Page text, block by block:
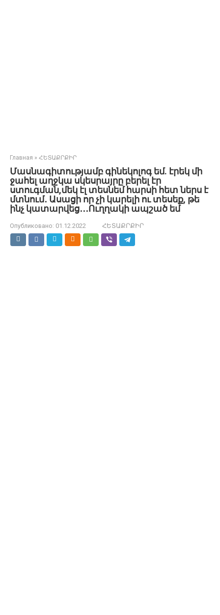
Главная » ՀԵՏԱՔՐՔԻՐ
Մասնագիտությամբ գինեկոլոգ եմ. էրեկ մի
ջահել աղջկա սկեսրայրը բերել էր
ստուգման,մեկ էլ տեսնեմ հարսի հետ ներս է
մտնում․ Ասացի որ չի կարելի ու տեսեք, թե
ինչ կատարվեց․․․Ուղղակի ապշած եմ
Опубликовано: 01.12.2022 ՀԵՏԱՔՐՔԻՐ